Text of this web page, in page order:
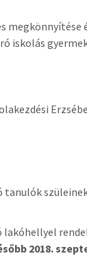
iskolás
2018.